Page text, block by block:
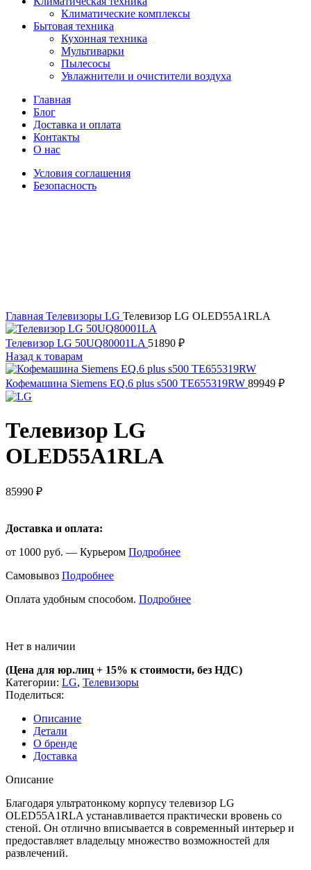
Климатические комплексы
Бытовая техника
Кухонная техника
Мультиварки
Пылесосы
Увлажнители и очистители воздуха
Главная
Блог
Доставка и оплата
Контакты
О нас
Условия соглашения
Безопасность
Главная Телевизоры LG Телевизор LG OLED55A1RLA
Телевизор LG 50UQ80001LA 51890 ₽
Назад к товарам
Кофемашина Siemens EQ.6 plus s500 TE655319RW 89949 ₽
Телевизор LG
OLED55A1RLA
85990 ₽
Доставка и оплата:
от 1000 руб. — Курьером Подробнее
Самовывоз Подробнее
Оплата удобным способом. Подробнее
Нет в наличии
(Цена для юр.лиц + 15% к стоимости, без НДС)
Категории: LG, Телевизоры
Поделиться:
Описание
Детали
О бренде
Доставка
Описание
Благодаря ультратонкому корпусу телевизор LG
OLED55A1RLA устанавливается практически вровень со
стеной. Он отлично вписывается в современный интерьер и
предоставляет владельцу множество возможностей для
развлечений.